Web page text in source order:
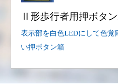
Ⅱ形歩行者用押ボタ
表示部を白色LEDにして色覚
い押ボタン箱